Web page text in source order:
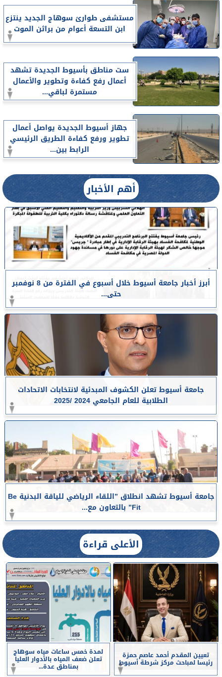
مستشفى طوارئ سوهاج الجديد ينتزع
ابن التسعة أعوام من براثن الموت
ست مناطق بأسيوط الجديدة تشهد
أعمال رفع كفاءة وتطوير والأعمال
مستمرة لباقي...
جهاز أسيوط الجديدة يواصل أعمال
تطوير ورفع كفاءة الطريق الرئيسي
الرابط بين...
أهم الأخبار
أبرز أخبار جامعة أسيوط خلال أسبوع في الفترة من 8 نوفمبر
حتى...
جامعة أسيوط تعلن الكشوف المبدئية لانتخابات الاتحادات
الطلابية للعام الجامعي 2024 /2025
جامعة أسيوط تشهد انطلاق ”اللقاء الرياضي للياقة البدنية Be
Fit” بالتعاون مع...
الأعلى قراءة
تعيين المقدم أحمد عاصم حمزة
رئيسا لمباحث مركز شرطة أسيوط
لمدة خمس ساعات مياه سوهاج
تعلن ضعف المياه بالأدوار العليا
بمناطق عدة...